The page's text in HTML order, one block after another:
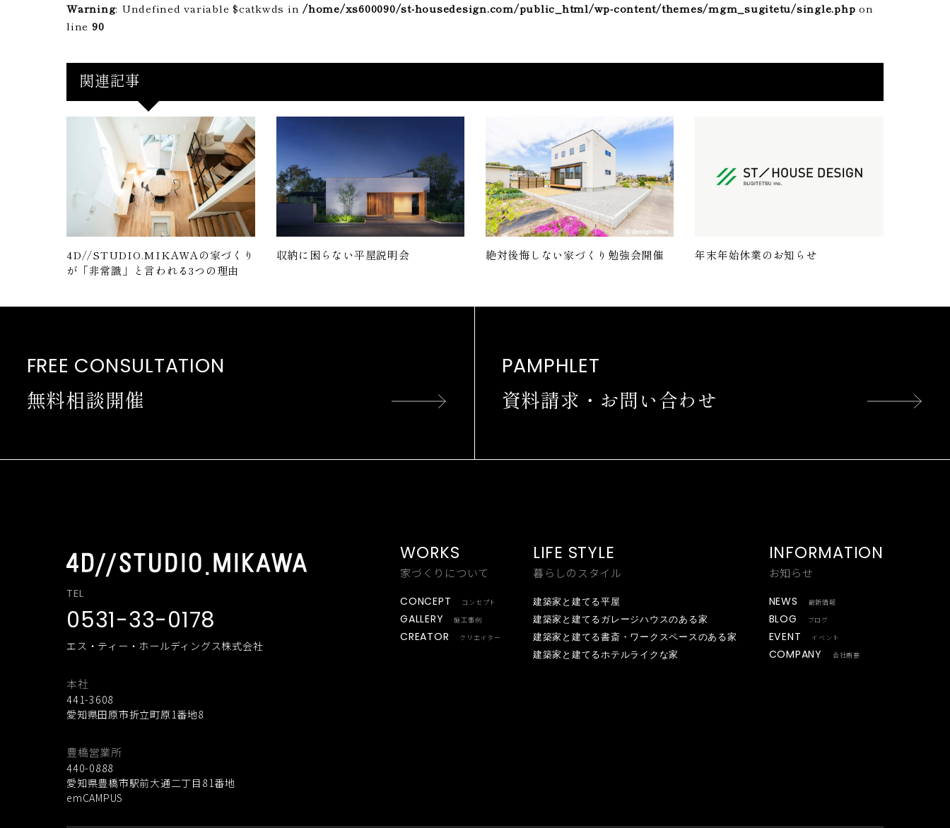
Warning: Undefined variable $catkwds in /home/xs600090/st-housedesign.com/public_html/wp-content/themes/mgm_sugitetu/single.php on
line 90
関連記事
4D//STUDIO.MIKAWAの家づくり
が「非常識」と言われる3つの理由
収納に困らない平屋説明会 絶対後悔しない家づくり勉強会開催 年末年始休業のお知らせ
FREE CONSULTATION
無料相談開催
PAMPHLET
資料請求・お問い合わせ
TEL
0531-33-0178
エス・ティー・ホールディングス株式会社
本社
441-3608
愛知県田原市折立町原1番地8
豊橋営業所
440-0888
愛知県豊橋市駅前大通二丁目81番地
emCAMPUS
WORKS
家づくりについて
CONCEPT コンセプト
GALLERY 施工事例
CREATOR クリエイター
LIFE STYLE
暮らしのスタイル
建築家と建てる平屋
建築家と建てるガレージハウスのある家
建築家と建てる書斎・ワークスペースのある家
建築家と建てるホテルライクな家
INFORMATION
お知らせ
NEWS 最新情報
BLOG ブログ
EVENT イベント
COMPANY 会社概要